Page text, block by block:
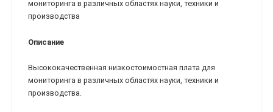
мониторинга в различных областях науки, техники и
производства
Описание
Высококачественная низкостоимостная плата для
мониторинга в различных областях науки, техники и
производства.